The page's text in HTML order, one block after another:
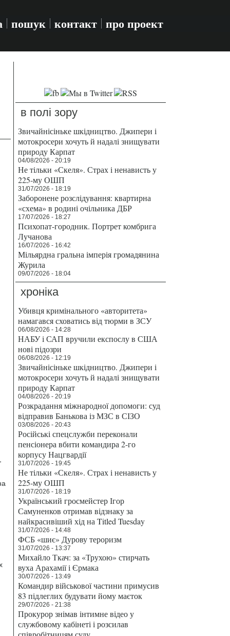
пошук контакт про проект
в полі зору
Звичайнісіньке шкідництво. Джипери і
мотокросери хочуть й надалі знищувати
природу Карпат
04/08/2026 - 20:19
Не тільки «Скеля». Страх і ненависть у
225-му ОШП
31/07/2026 - 18:19
Заборонене розслідування: квартирна
«схема» в родині очільника ДБР
17/07/2026 - 18:27
Психопат-городник. Портрет комбрига
Лучанова
16/07/2026 - 16:42
Мільярдна гральна імперія громадянина
Журила
09/07/2026 - 18:04
хроніка
Убивця кримінального «авторитета»
намагався сховатись від тюрми в ЗСУ
06/08/2026 - 14:28
НАБУ і САП вручили експослу в США
нові підозри
06/08/2026 - 12:19
Звичайнісіньке шкідництво. Джипери і
мотокросери хочуть й надалі знищувати
природу Карпат
04/08/2026 - 20:19
Розкрадання міжнародної допомоги: суд
відправив Банькова із МЗС в СІЗО
03/08/2026 - 20:43
Російські спецслужби переконали
пенсіонера вбити командира 2-го
корпусу Нацгвардії
31/07/2026 - 19:45
Не тільки «Скеля». Страх і ненависть у
225-му ОШП
31/07/2026 - 18:19
Український гросмейстер Ігор
Самуненков отримав відзнаку за
найкрасивіший хід на Titled Tuesday
31/07/2026 - 14:48
ФСБ «шиє» Дурову тероризм
31/07/2026 - 13:37
Михайло Ткач: за «Трухою» стирчать
вуха Арахамії і Єрмака
30/07/2026 - 13:49
Командир військової частини примусив
83 підлеглих будувати йому маєток
29/07/2026 - 21:38
Прокурор знімав інтимне відео у
службовому кабінеті і розсилав